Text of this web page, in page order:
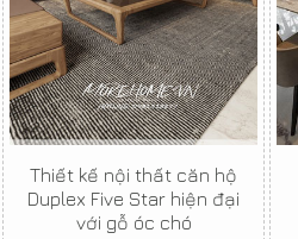
Thiết kế nội thất căn hộ
Duplex Five Star hiện đại
với gỗ óc chó